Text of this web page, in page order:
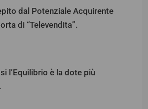
dal Potenziale Acquirente
di “Televendita”.
l’Equilibrio è la dote più